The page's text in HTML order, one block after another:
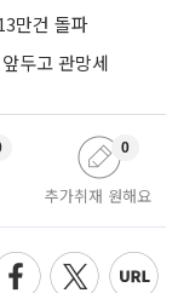
만건 돌파
두고 관망세
추가취재 원해요
0